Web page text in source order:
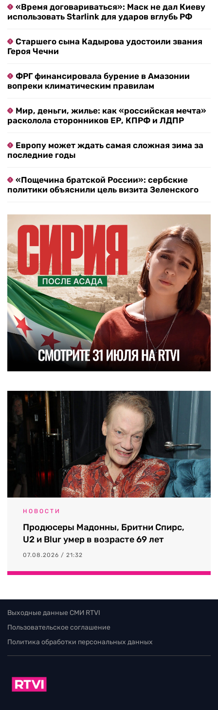
«Время договариваться»: Маск не дал Киеву
использовать Starlink для ударов вглубь РФ
Старшего сына Кадырова удостоили звания
Героя Чечни
ФРГ финансировала бурение в Амазонии
вопреки климатическим правилам
Мир, деньги, жилье: как «российская мечта»
расколола сторонников ЕР, КПРФ и ЛДПР
Европу может ждать самая сложная зима за
последние годы
«Пощечина братской России»: сербские
политики объяснили цель визита Зеленского
НОВОСТИ
Продюсеры Мадонны, Бритни Спирс,
U2 и Blur умер в возрасте 69 лет
07.08.2026 / 21:32
Выходные данные СМИ RTVI
Пользовательское соглашение
Политика обработки персональных данных